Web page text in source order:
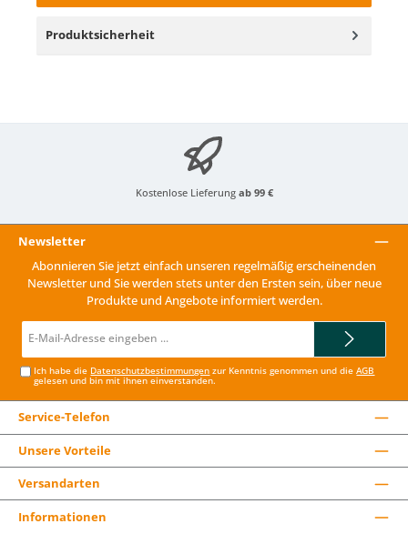
Produktsicherheit
Kostenlose Lieferung ab 99 €
Newsletter
Abonnieren Sie jetzt einfach unseren regelmäßig erscheinenden
Newsletter und Sie werden stets unter den Ersten sein, über neue
Produkte und Angebote informiert werden.
Mail-
Ich habe die Datenschutzbestimmungen zur Kenntnis genommen und dieAGB
gelesen und bin mit ihnen einverstanden.
Service-Telefon
Unsere Vorteile
Versandarten
Informationen